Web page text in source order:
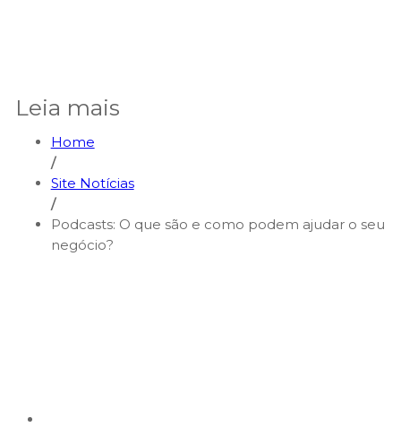
Leia mais
Home
/
Site Notícias
/
Podcasts: O que são e como podem ajudar o seu
negócio?